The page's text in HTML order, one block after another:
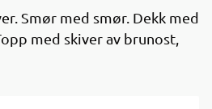
Smør med smør. Dekk med
med skiver av brunost,